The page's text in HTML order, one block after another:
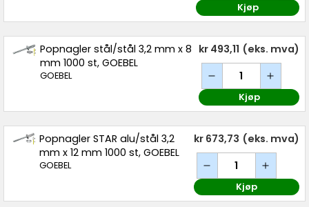
Kjøp
Popnagler stål/stål 3,2 mm x 8
mm 1000 st, GOEBEL
GOEBEL
kr 493,11 (eks. mva)
Kjøp
Popnagler STAR alu/stål 3,2
mm x 12 mm 1000 st, GOEBEL
GOEBEL
kr 673,73 (eks. mva)
Kjøp